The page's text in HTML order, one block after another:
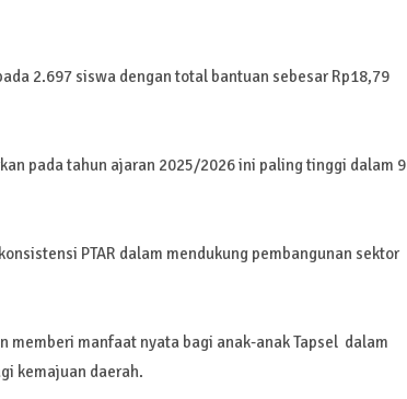
2.697 siswa dengan total bantuan sebesar Rp18,79
pada tahun ajaran 2025/2026 ini paling tinggi dalam 9
PTAR dalam mendukung pembangunan sektor
memberi manfaat nyata bagi anak-anak Tapsel dalam
kemajuan daerah.